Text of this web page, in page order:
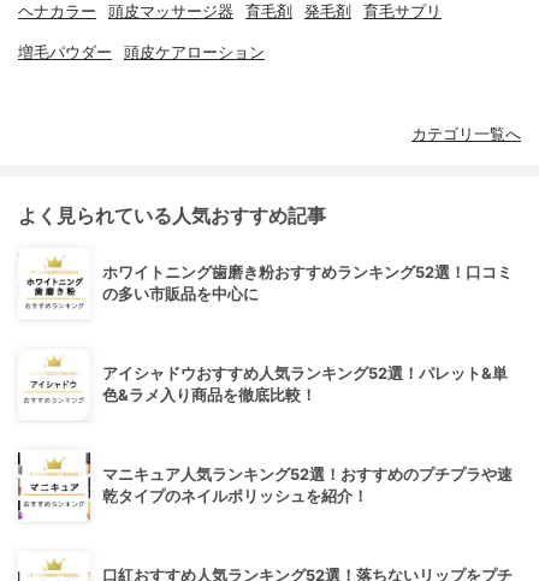
ヘナカラー 頭皮マッサージ器 育毛剤 発毛剤 育毛サプリ
増毛パウダー 頭皮ケアローション
カテゴリ一覧へ
よく見られている人気おすすめ記事
ホワイトニング歯磨き粉おすすめランキング52選！口コミ
の多い市販品を中心に
アイシャドウおすすめ人気ランキング52選！パレット&単
色&ラメ入り商品を徹底比較！
マニキュア人気ランキング52選！おすすめのプチプラや速
乾タイプのネイルポリッシュを紹介！
口紅おすすめ人気ランキング52選！落ちないリップをプチ